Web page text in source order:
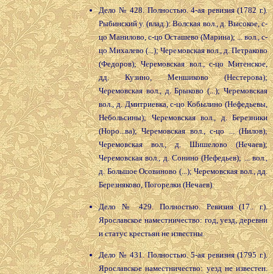
Дело № 428. Полностью. 4-ая ревизия (1782 г.).
Рыбинский у. (влад.): Волская вол., д. Высокое, с-
цо Манилово, с-цо Осташево (Марина); ... вол., с-
цо Михалево (...); Черемовская вол., д. Петраково
(Федоров); Черемовская вол., с-цо Митенское,
дд. Кузино, Меншиково (Нестерова);
Черемовская вол., д. Брыково (...); Черемовская
вол., д. Дмитриевка, с-цо Кобылино (Нефедьевы,
Небольсины); Черемовская вол., д. Березники
(Норо...ва); Черемовская вол., с-цо ... (Нилов);
Черемовская вол., д. Шишелово (Нечаев);
Черемовская вол., д. Сонино (Нефедьев); ... вол.,
д. Большое Осовиново (...); Черемовская вол., дд.
Березняково, Погорелки (Нечаев).
Дело № 429. Полностью. Ревизия (17.. г.).
Ярославское наместничество: год, уезд, деревни
и статус крестьян не известны.
Дело № 431. Полностью. 5-ая ревизия (1795 г.).
Ярославское наместничество: уезд не известен.